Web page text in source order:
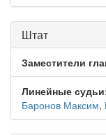
Штат
Заместители
Линейные
Баронов Максим,